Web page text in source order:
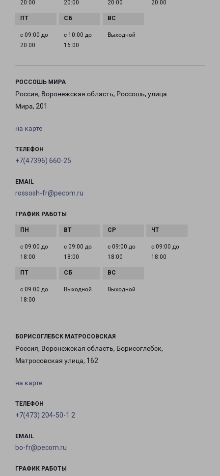
20:00
20:00
20:00
20:00
с 09:00 до
20:00
с 10:00 до
16:00
Выходной
РОССОШЬ МИРА
Россия, Воронежская область, Россошь, улица
Мира, 201
на карте
ТЕЛЕФОН
+7(47396) 660-25
EMAIL
rossosh-fr@pecom.ru
ГРАФИК РАБОТЫ
с 09:00 до
18:00
с 09:00 до
18:00
с 09:00 до
18:00
с 09:00 до
18:00
с 09:00 до
18:00
Выходной Выходной
БОРИСОГЛЕБСК МАТРОСОВСКАЯ
Россия, Воронежская область, Борисоглебск,
Матросовская улица, 162
на карте
ТЕЛЕФОН
+7(473) 204-50-1 2
EMAIL
bo-fr@pecom.ru
ГРАФИК РАБОТЫ